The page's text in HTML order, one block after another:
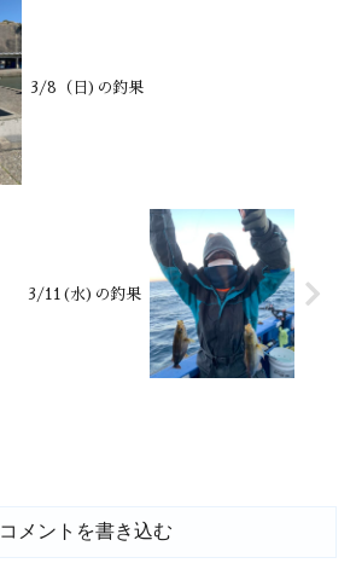
3/8（日)の釣果
3/11(水)の釣果
コメントを書き込む